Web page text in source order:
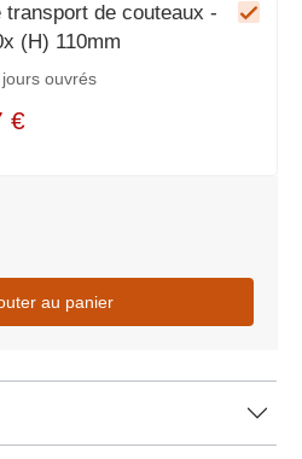
transport de couteaux -
(H) 110mm
ouvrés
€
au panier